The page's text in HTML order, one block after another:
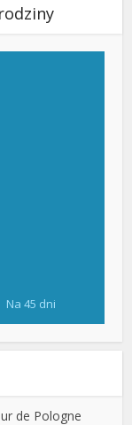
Na 45 dni
de Pologne